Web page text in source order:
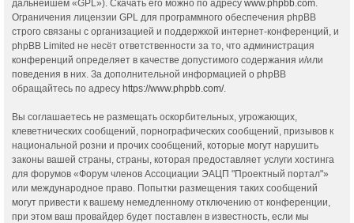
дальнейшем «GPL»). Скачать его можно по адресу www.phpbb.com
Ограничения лицензии GPL для программного обеспечения phpBB
строго связаны с организацией и поддержкой интернет-конференций, и
phpBB Limited не несёт ответственности за то, что администрация
конференций определяет в качестве допустимого содержания и/или
поведения в них. За дополнительной информацией о phpBB
обращайтесь по адресу https://www.phpbb.com/.
Вы соглашаетесь не размещать оскорбительных, угрожающих,
клеветнических сообщений, порнографических сообщений, призывов к
национальной розни и прочих сообщений, которые могут нарушить
законы вашей страны, страны, которая предоставляет услуги хостинга
для форумов «Форум членов Ассоциации ЭАЦП "Проектный портал"»
или международное право. Попытки размещения таких сообщений
могут привести к вашему немедленному отключению от конференции,
при этом ваш провайдер будет поставлен в известность, если мы